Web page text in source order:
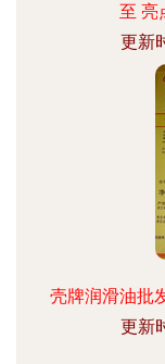
至 亮
更新
壳牌润滑油批
更新